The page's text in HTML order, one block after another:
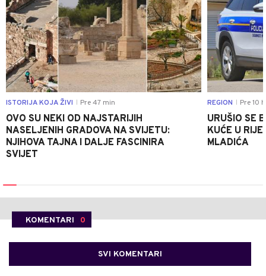
ISTORIJA KOJA ŽIVI Pre 47 min
OVO SU NEKI OD NAJSTARIJIH
NASELJENIH GRADOVA NA SVIJETU:
NJIHOVA TAJNA I DALJE FASCINIRA
SVIJET
REGION Pre 10 h
URUŠIO SE
KUĆE U
MLADIĆA
KOMENTARI 0
SVI KOMENTARI